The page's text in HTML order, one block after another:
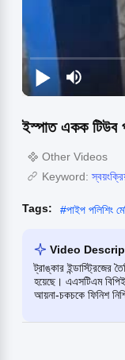
ইস্পাত একক টিউব
Other Videos
Keyword:
Tags: #পাইপ পলিশিং
Video
ট্রাঙ্কার ইন্ডাস্ট্রিজের
হয়েছে। এএসটিএম
আয়না-চকচকে ফিনিশ